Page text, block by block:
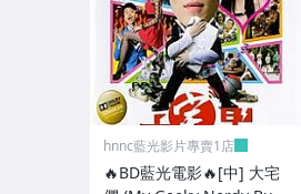
hnnc藍光影片專賣1店
🔥BD藍光電影🔥[中] 大宅